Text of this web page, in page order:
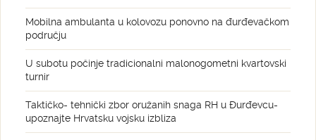
Mobilna ambulanta u kolovozu ponovno na đurđevačkom
području
U subotu počinje tradicionalni malonogometni kvartovski
turnir
Taktičko- tehnički zbor oružanih snaga RH u Đurđevcu-
upoznajte Hrvatsku vojsku izbliza